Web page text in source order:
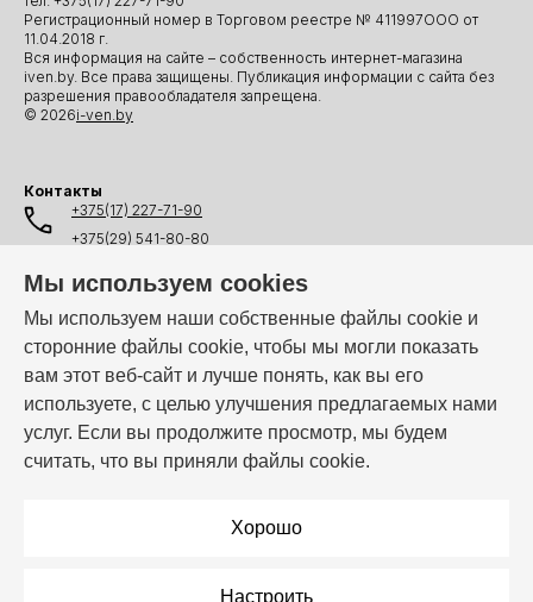
Мы используем cookies
Мы используем наши собственные файлы cookie и
сторонние файлы cookie, чтобы мы могли показать
вам этот веб-сайт и лучше понять, как вы его
используете, с целью улучшения предлагаемых нами
услуг. Если вы продолжите просмотр, мы будем
считать, что вы приняли файлы cookie.
Хорошо
Настроить
Регистрационный номер в Торговом реестре № 411997ООО от
11.04.2018 г.
Вся информация на сайте – собственность интернет-магазина
iven.by. Все права защищены. Публикация информации с сайта без
разрешения правообладателя запрещена.
© 2026i-ven.by
Контакты
+375(17) 227-71-90
+375(29) 541-80-80
+375(44) 541-80-80
info@i-ven.by
Мы в мессенджерах:
Режим работы: Пн–Пт: 10:00 – 19:00